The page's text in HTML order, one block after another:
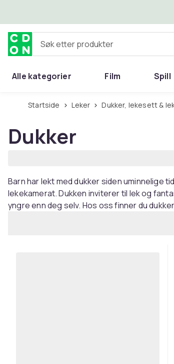
Søk etter produkter
Alle kategorier Film Spill
Startside Leker Dukker, lekesett &
Dukker
Barn har lekt med dukker siden uminnelige
lekekamerat. Dukken inviterer til lek og
yngre enn deg selv. Hos oss finner du